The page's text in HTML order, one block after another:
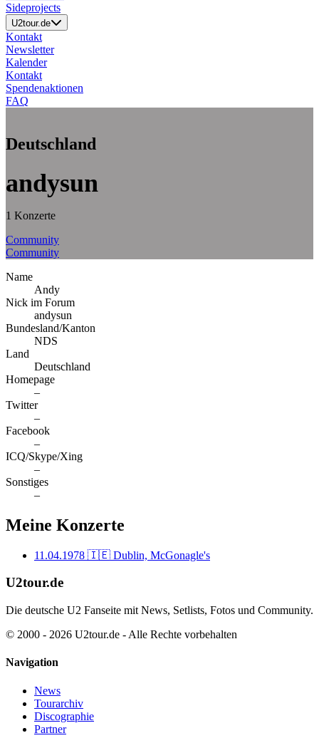
Sideprojects
U2tour.de
Kontakt
Newsletter
Kalender
Kontakt
Spendenaktionen
FAQ
Deutschland
andysun
1 Konzerte
Community
Community
Name
Andy
Nick im Forum
andysun
Bundesland/Kanton
NDS
Land
Deutschland
Homepage
–
Twitter
–
Facebook
–
ICQ/Skype/Xing
–
Sonstiges
–
Meine Konzerte
11.04.1978 🇮🇪 Dublin, McGonagle's
U2tour.de
Die deutsche U2 Fanseite mit News, Setlists, Fotos und Community.
© 2000 - 2026 U2tour.de - Alle Rechte vorbehalten
Navigation
News
Tourarchiv
Discographie
Partner